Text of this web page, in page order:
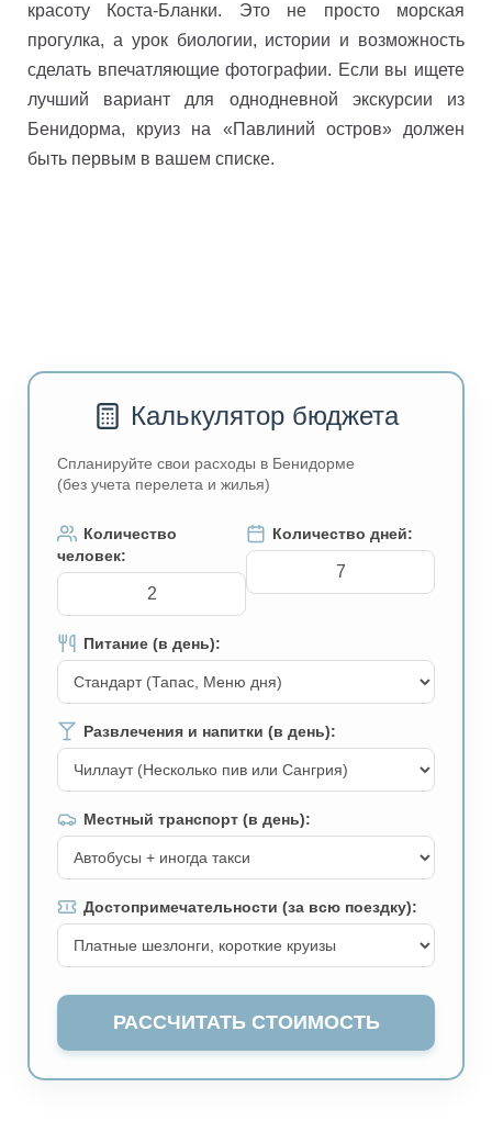
красоту Коста-Бланки. Это не просто морская
прогулка, а урок биологии, истории и возможность
сделать впечатляющие фотографии. Если вы ищете
лучший вариант для однодневной экскурсии из
Бенидорма, круиз на «Павлиний остров» должен
быть первым в вашем списке.
Калькулятор бюджета
Спланируйте свои расходы в Бенидорме
(без учета перелета и жилья)
Количество
человек:
Количество дней:
Питание (в день):
Развлечения и напитки (в день):
Местный транспорт (в день):
Достопримечательности (за всю поездку):
РАССЧИТАТЬ СТОИМОСТЬ